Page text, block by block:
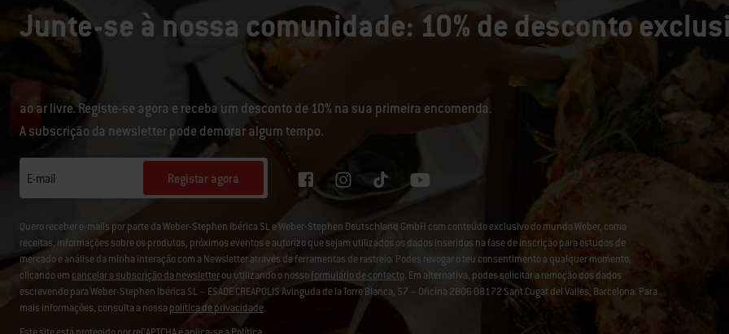
Junte-se à nossa comunidade: 10% de desconto
ao ar livre. Registe-se agora e receba um desconto de 10% na sua primeira encomenda.
A subscrição da newsletter pode demorar algum tempo.
E-mail Registar agora
Quero receber e-mails por parte da Weber-Stephen Ibérica SL e Weber-Stephen Deutschland GmbH com conteúdo exclusivo do mundo Weber, como
receitas, informações sobre os produtos, próximos eventos e autorizo que sejam utilizados os dados inseridos na fase de inscrição para estudos de
mercado e análise da minha interação com a Newsletter através de ferramentas de rastreio. Podes revogar o teu consentimento a qualquer momento,
clicando em cancelar a subscrição da newsletterou utilizando o nossoformulário de contacto. Em alternativa, podes solicitar a remoção dos dados
escrevendo para Weber-Stephen Ibérica SL – ESADE CREAPOLIS Avinguda de la Torre Blanca, 57 – Oficina 2B06 08172 Sant Cugat del Vallès, Barcelona. Para
mais informações, consulta a nossa política de privacidade.